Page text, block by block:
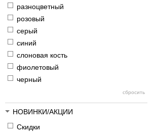
разноцветный
розовый
серый
синий
слоновая кость
фиолетовый
черный
НОВИНКИ/АКЦИИ
Скидки